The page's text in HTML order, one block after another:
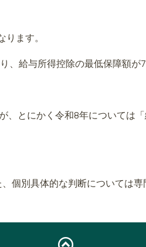
ます。
給与所得控除の最低保障額が
、とにかく令和8年については
個別具体的な判断については